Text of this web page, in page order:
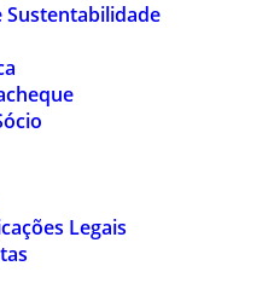
Legais